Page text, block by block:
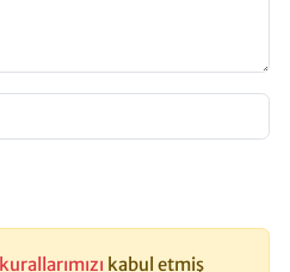
kabul etmiş